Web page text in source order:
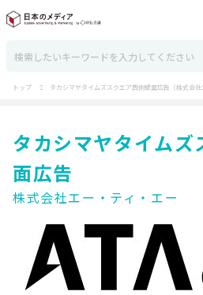
トップ タカシマヤタイムズスクエア西側壁面広告（株式会社
タカシマヤタイムズ
面広告
株式会社エー・ティ・エー